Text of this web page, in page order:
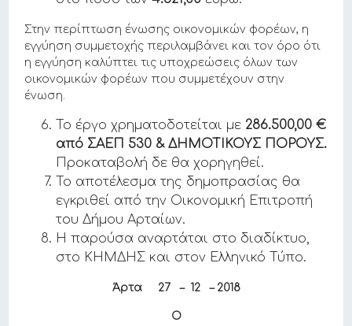
Στην περίπτωση ένωσης οικονομικών φορέων, η
εγγύηση συμμετοχής περιλαμβάνει και τον όρο ότι
η εγγύηση καλύπτει τις υποχρεώσεις όλων των
οικονομικών φορέων που συμμετέχουν στην
ένωση.
Το έργο χρηματοδοτείται με 286.500,00 €
από ΣΑΕΠ 530 & ΔΗΜΟΤΙΚΟΥΣ ΠΟΡΟΥΣ.
Προκαταβολή δε θα χορηγηθεί.
Το αποτέλεσμα της δημοπρασίας θα
εγκριθεί από την Οικονομική Επιτροπή
του Δήμου Αρταίων.
Η παρούσα αναρτάται στο διαδίκτυο,
στο ΚΗΜΔΗΣ και στον Ελληνικό Τύπο.
Άρτα 27 – 12 – 2018
Ο